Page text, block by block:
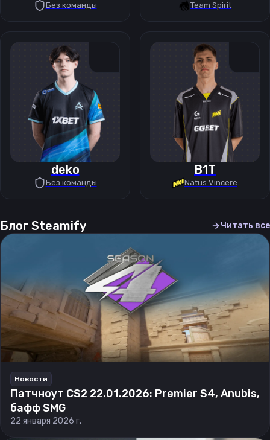
Без команды Team Spirit
deko
Без команды
B1T
Natus Vincere
Блог Steamify Читать все
Новости
Патчноут CS2 22.01.2026: Premier S4, Anubis,
бафф SMG
22 января 2026 г.